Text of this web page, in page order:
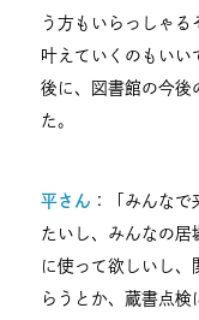
う方もいらっしゃ
叶えていくのもいい
後に、図書館の今後
た。
平さん ：「みんな
たいし、みんなの居
に使って欲しいし、
らうとか、蔵書点